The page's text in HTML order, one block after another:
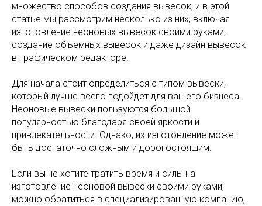
множество способов создания вывесок, и в этой
статье мы рассмотрим несколько из них, включая
изготовление неоновых вывесок своими руками,
создание объемных вывесок и даже дизайн вывесок
в графическом редакторе.
Для начала стоит определиться с типом вывески,
который лучше всего подойдет для вашего бизнеса.
Неоновые вывески пользуются большой
популярностью благодаря своей яркости и
привлекательности. Однако, их изготовление может
быть достаточно сложным и дорогостоящим.
Если вы не хотите тратить время и силы на
изготовление неоновой вывески своими руками,
можно обратиться в специализированную компанию,